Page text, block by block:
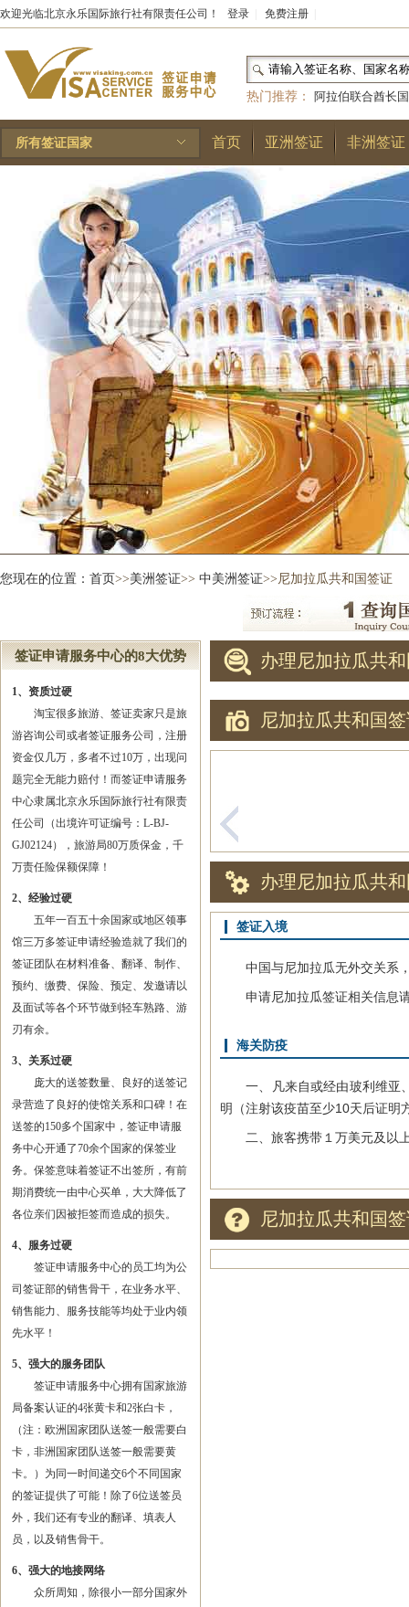
欢迎光临北京永乐国际旅行社有限责任公司！ 登录 免费注册
热门推荐：
阿拉伯联合酋长国
和国|布基纳法索|巴勒斯坦
林王国|安道尔公国|
所有签证国家 首页 亚洲签证 非洲签证
您现在的位置： 首页>>美洲签证>> 中美洲签证>>尼加拉瓜共和国签证
签证申请服务中心的8大优势
1、资质过硬
淘宝很多旅游、签证卖家只是旅
游咨询公司或者签证服务公司，注册
资金仅几万，多者不过10万，出现问
题完全无能力赔付！而签证申请服务
中心隶属北京永乐国际旅行社有限责
任公司（出境许可证编号：L-BJ-
GJ02124），旅游局80万质保金，千
万责任险保额保障！
2、经验过硬
五年一百五十余国家或地区领事
馆三万多签证申请经验造就了我们的
签证团队在材料准备、翻译、制作、
预约、缴费、保险、预定、发邀请以
及面试等各个环节做到轻车熟路、游
刃有余。
3、关系过硬
庞大的送签数量、良好的送签记
录营造了良好的使馆关系和口碑！在
送签的150多个国家中，签证申请服
务中心开通了70余个国家的保签业
务。保签意味着签证不出签所，有前
期消费统一由中心买单，大大降低了
各位亲们因被拒签而造成的损失。
4、服务过硬
签证申请服务中心的员工均为公
司签证部的销售骨干，在业务水平、
销售能力、服务技能等均处于业内领
先水平！
5、强大的服务团队
签证申请服务中心拥有国家旅游
局备案认证的4张黄卡和2张白卡，
（注：欧洲国家团队送签一般需要白
卡，非洲国家团队送签一般需要黄
卡。）为同一时间递交6个不同国家
的签证提供了可能！除了6位送签员
外，我们还有专业的翻译、填表人
员，以及销售骨干。
6、强大的地接网络
众所周知，除很小一部分国家外
办理尼加拉瓜共
尼加拉瓜共和国
办理尼加拉瓜共
签证入境
中国与尼加拉瓜无外交关系，
申请尼加拉瓜签证相关信息请
海关防疫
一、凡来自或经由玻利维亚、
明（注射该疫苗至少10天后证明
二、旅客携带１万美元及以
尼加拉瓜共和国